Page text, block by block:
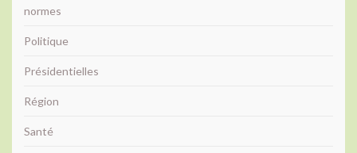
normes
Politique
Présidentielles
Région
Santé